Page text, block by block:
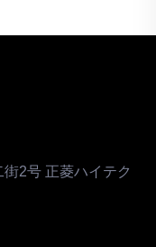
2号 正菱ハイテク